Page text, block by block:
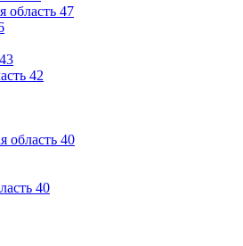
область 47
43
42
область 40
40